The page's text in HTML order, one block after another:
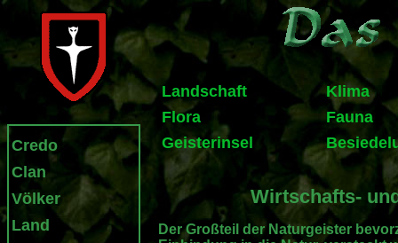
Credo
Clan
Völker
Land
Landschaft
Klima
Flora
Fauna
Geisterinsel
Wirtschafts-
Der Großteil der Naturgeister